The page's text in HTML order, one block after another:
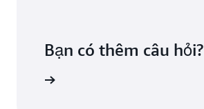
Bạn có thêm câu hỏi?